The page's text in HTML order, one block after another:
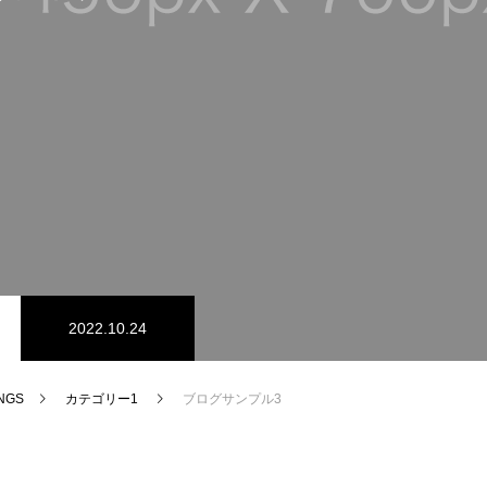
2022.10.24
カテゴリー1 ブログサンプル3